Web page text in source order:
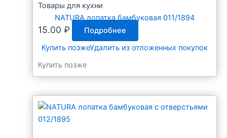
Товары для кухни
NATURA лопатка бамбуковая 011/1894
15.00 ₽
Подробнее
Купить позжеУдалить из отложенных покупок
Купить позже